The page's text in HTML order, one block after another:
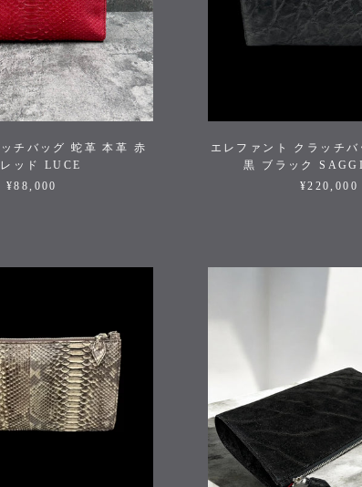
チバッグ 蛇革 本革 赤
ッド LUCE
¥88,000
エレファント クラッチ
黒 ブラック
¥220,000